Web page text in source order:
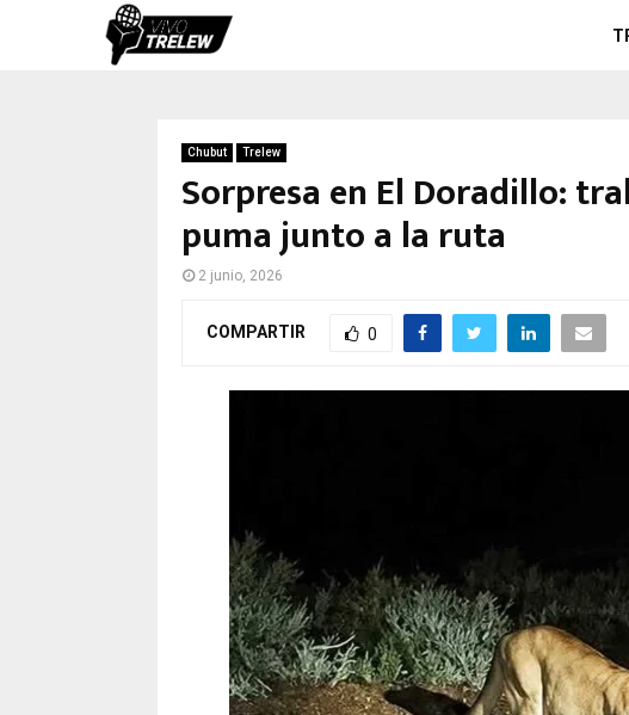
Chubut Trelew
Sorpresa en El Doradillo:
puma junto a la ruta
2 junio, 2026
COMPARTIR 0